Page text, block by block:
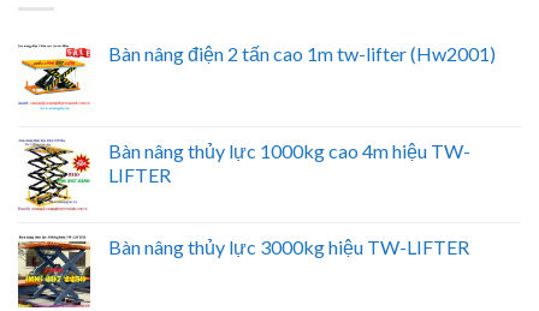
Bàn nâng điện 2 tấn cao 1m tw-lifter (Hw2001)
Bàn nâng thủy lực 1000kg cao 4m hiệu TW-
LIFTER
Bàn nâng thủy lực 3000kg hiệu TW-LIFTER